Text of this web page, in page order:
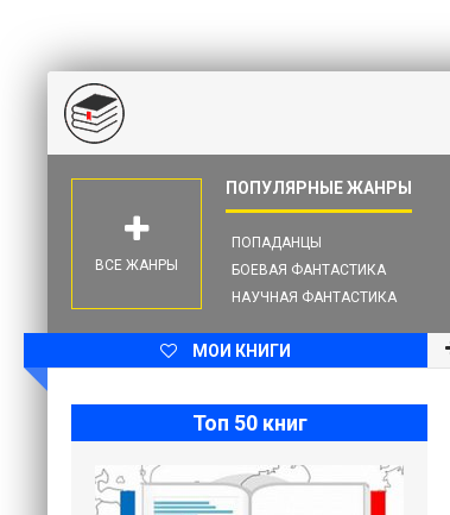
ПОПАДАНЦЫ
БОЕВАЯ ФАНТАСТИКА
НАУЧНАЯ ФАНТАСТИКА
ВСЕ ЖАНРЫ
МОИ КНИГИ
Топ 50 книг